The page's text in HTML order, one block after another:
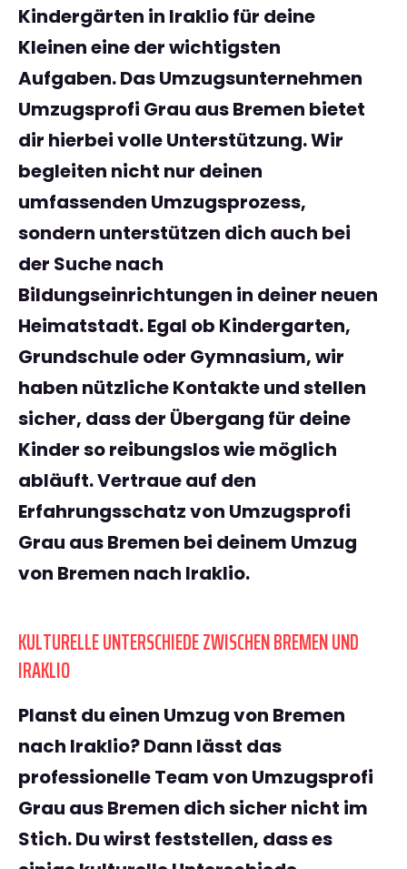
Kindergärten in Irakliofür deine
Kleinen eine der wichtigsten
Aufgaben. DasUmzugsunternehmen
Umzugsprofi Grau aus Bremen bietet
dir hierbei volle Unterstützung. Wir
begleiten nicht nur deinen
umfassenden Umzugsprozess,
sondern unterstützen dich auch bei
der Suche nach
Bildungseinrichtungen in deiner neuen
Heimatstadt. Egal ob Kindergarten,
Grundschule oder Gymnasium, wir
haben nützliche Kontakte und stellen
sicher, dass der Übergang für deine
Kinder so reibungslos wie möglich
abläuft. Vertraue auf den
Erfahrungsschatz von Umzugsprofi
Grau aus Bremen bei deinem Umzug
von Bremen nach Iraklio.
KULTURELLE UNTERSCHIEDE ZWISCHEN BREMEN UND
IRAKLIO
Planst du einen Umzug von Bremen
nach Iraklio? Dann lässt das
professionelle Team von Umzugsprofi
Grau aus Bremen dich sicher nicht im
Stich. Du wirst feststellen, dass es